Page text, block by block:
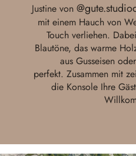
Justine von
mit einem Hauch von
Touch verliehen.
Blautöne, das warme
aus Gusseisen
perfekt. Zusammen mit
die Konsole Ihre